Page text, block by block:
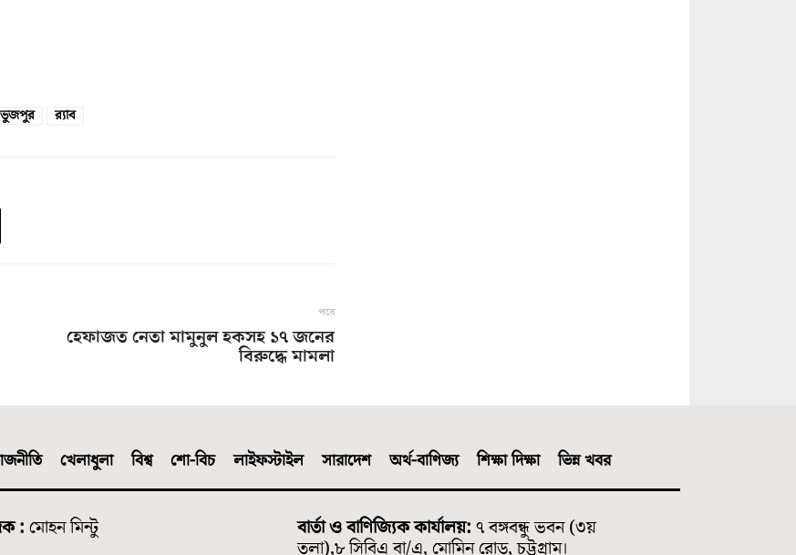
ভুজপুর র‌্যাব
পরে
হেফাজত নেতা মামুনুল হকসহ ১৭ জনের
বিরুদ্ধে মামলা
খেলাধুলা বিশ্ব শো-বিচ লাইফস্টাইল সারাদেশ অর্থ-বাণিজ্য শিক্ষা দিক্ষা ভিন্ন খবর
: মোহন মিন্টু বার্তা ও বাণিজ্যিক কার্যালয়: ৭ বঙ্গবন্ধু ভবন (৩য়
তলা),৮ সিবিএ বা/এ, মোমিন রোড, চট্টগ্রাম।